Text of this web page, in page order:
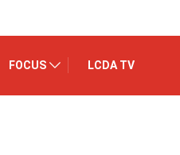
FOCUS LCDA TV